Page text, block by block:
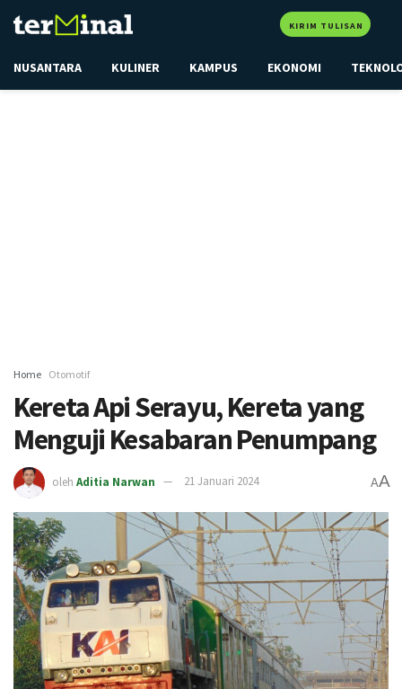
KIRIM TULISAN
NUSANTARA KULINER KAMPUS EKONOMI
Home Otomotif
Kereta Api Serayu, Kereta yang
Menguji Kesabaran Penumpang
oleh Aditia Narwan 21 Januari 2024 AA